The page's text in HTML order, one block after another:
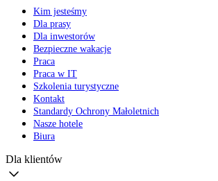
Kim jesteśmy
Dla prasy
Dla inwestorów
Bezpieczne wakacje
Praca
Praca w IT
Szkolenia turystyczne
Kontakt
Standardy Ochrony Małoletnich
Nasze hotele
Biura
Dla klientów